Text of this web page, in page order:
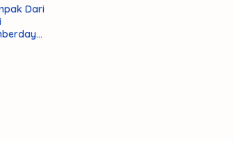
Dari